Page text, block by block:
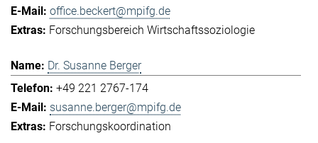
office.beckert@mpifg.de
Forschungsbereich Wirtschaftssoziologie
Dr. Susanne Berger
+49 221 2767-174
susanne.berger@mpifg.de
Forschungskoordination